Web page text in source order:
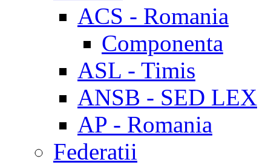
ACS - Romania
Componenta
ASL - Timis
ANSB - SED LEX
AP - Romania
Federatii